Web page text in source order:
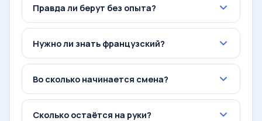
Правда ли берут без опыта?
Нужно ли знать французский?
Во сколько начинается смена?
Сколько остаётся на руки?